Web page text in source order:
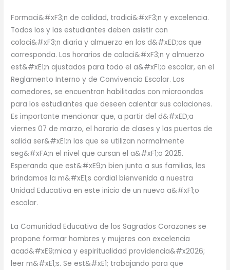
Formaci&#xF3;n de calidad, tradici&#xF3;n y excelencia.
Todos los y las estudiantes deben asistir con
colaci&#xF3;n diaria y almuerzo en los d&#xED;as que
corresponda. Los horarios de colaci&#xF3;n y almuerzo
est&#xE1;n ajustados para todo el a&#xF1;o escolar, en el
Reglamento Interno y de Convivencia Escolar. Los
comedores, se encuentran habilitados con microondas
para los estudiantes que deseen calentar sus colaciones.
Es importante mencionar que, a partir del d&#xED;a
viernes 07 de marzo, el horario de clases y las puertas de
salida ser&#xE1;n las que se utilizan normalmente
seg&#xFA;n el nivel que cursan el a&#xF1;o 2025.
Esperando que est&#xE9;n bien junto a sus familias, les
brindamos la m&#xE1;s cordial bienvenida a nuestra
Unidad Educativa en este inicio de un nuevo a&#xF1;o
escolar.
La Comunidad Educativa de los Sagrados Corazones se
propone formar hombres y mujeres con excelencia
acad&#xE9;mica y espiritualidad providencia&#x2026;
leer m&#xE1;s. Se est&#xE1; trabajando para que